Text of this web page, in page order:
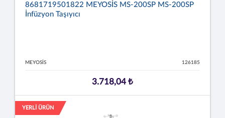
8681719501822 MEYOSİS MS-200SP MS-200SP
İnfüzyon Taşıyıcı
MEYOSİS 126185
3.718,04 ₺
YERLİ ÜRÜN